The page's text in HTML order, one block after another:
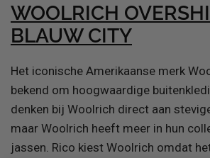
WOOLRICH
BLAUW CITY
Het iconische Amerikaanse merk
bekend om hoogwaardige
denken bij Woolrich direct aan
maar Woolrich heeft meer in hun
jassen. Rico kiest Woolrich omdat